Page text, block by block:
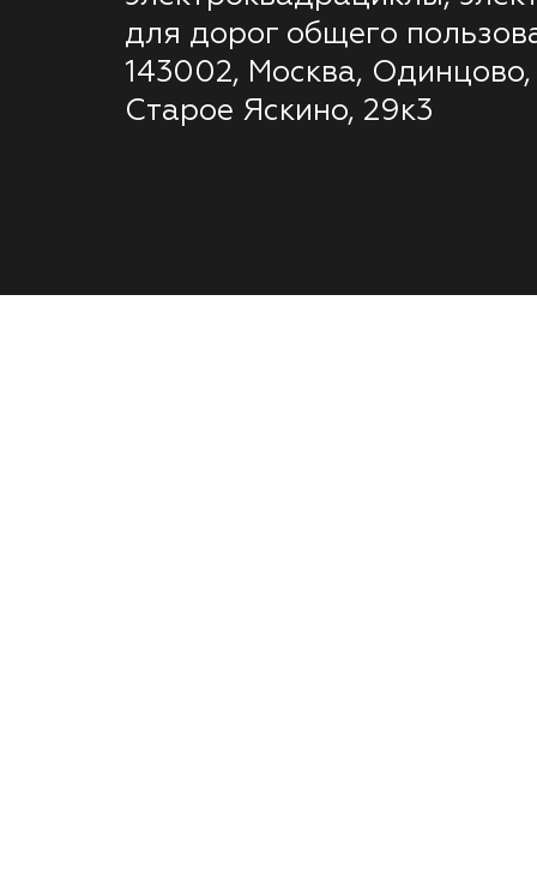
для дорог общего
143002, Москва, Одинцово,
Старое Яскино, 29к3